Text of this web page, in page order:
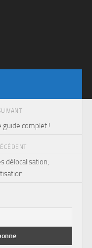
guide complet !
délocalisation,